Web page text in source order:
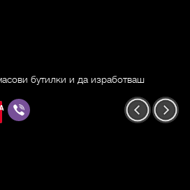
бутилки и да изработваш